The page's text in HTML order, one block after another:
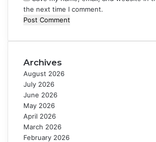
the next time I comment.
Archives
August 2026
July 2026
June 2026
May 2026
April 2026
March 2026
February 2026